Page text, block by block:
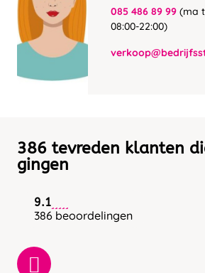
085 486 89 99 (ma
08:00-22:00)
386 tevreden klanten
gingen
9.1
386 beoordelingen